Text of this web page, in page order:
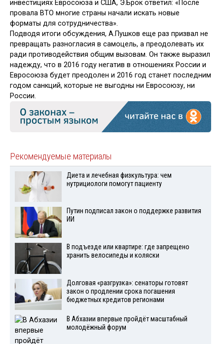
инвестициях Евросоюза и США, Э.Брок ответил: «После
провала ВТО многие страны начали искать новые
форматы для сотрудничества».
Подводя итоги обсуждения, А.Пушков еще раз призвал не
превращать разногласия в самоцель, а преодолевать их
ради противодействия общим вызовам. Он также выразил
надежду, что в 2016 году негатив в отношениях России и
Евросоюза будет преодолен и 2016 год станет последним
годом санкций, которые не выгодны ни Евросоюзу, ни
России.
Рекомендуемые материалы
Диета и лечебная физкультура: чем
нутрициологи помогут пациенту
Путин подписал закон о поддержке развития
ИИ
В подъезде или квартире: где запрещено
хранить велосипеды и коляски
Долговая «разгрузка»: сенаторы готовят
закон о продлении срока погашения
бюджетных кредитов регионами
В Абхазии впервые пройдёт масштабный
молодёжный форум